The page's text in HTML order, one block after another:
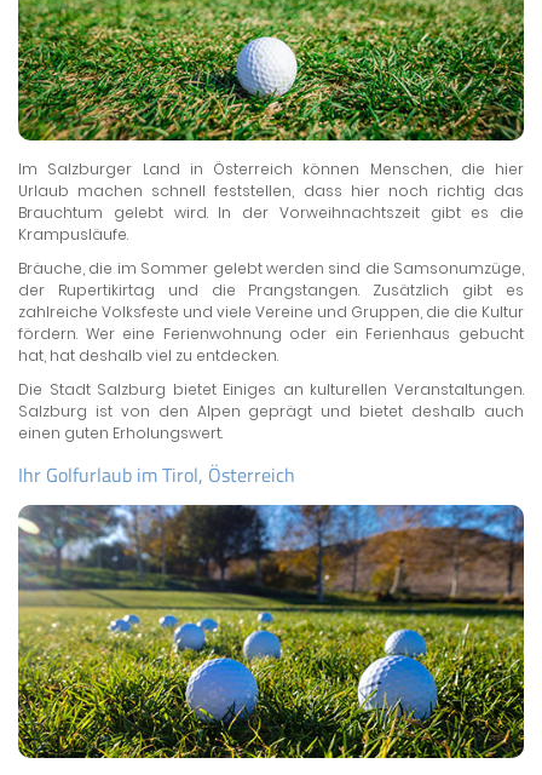
Im Salzburger Land in Österreich können Menschen, die hier
Urlaub machen schnell feststellen, dass hier noch richtig das
Brauchtum gelebt wird. In der Vorweihnachtszeit gibt es die
Krampusläufe.
Bräuche, die im Sommer gelebt werden sind die Samsonumzüge,
der Rupertikirtag und die Prangstangen. Zusätzlich gibt es
zahlreiche Volksfeste und viele Vereine und Gruppen, die die Kultur
fördern. Wer eine Ferienwohnung oder ein Ferienhaus gebucht
hat, hat deshalb viel zu entdecken.
Die Stadt Salzburg bietet Einiges an kulturellen Veranstaltungen.
Salzburg ist von den Alpen geprägt und bietet deshalb auch
einen guten Erholungswert.
Ihr Golfurlaub im Tirol, Österreich